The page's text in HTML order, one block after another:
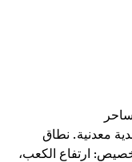
معدنية. نطاق
34-42. قابل للتخصيص: ارتفاع الكعب،